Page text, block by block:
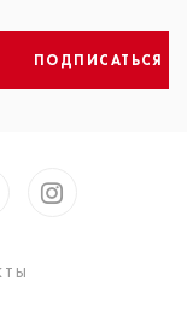
ПОДПИСАТЬСЯ